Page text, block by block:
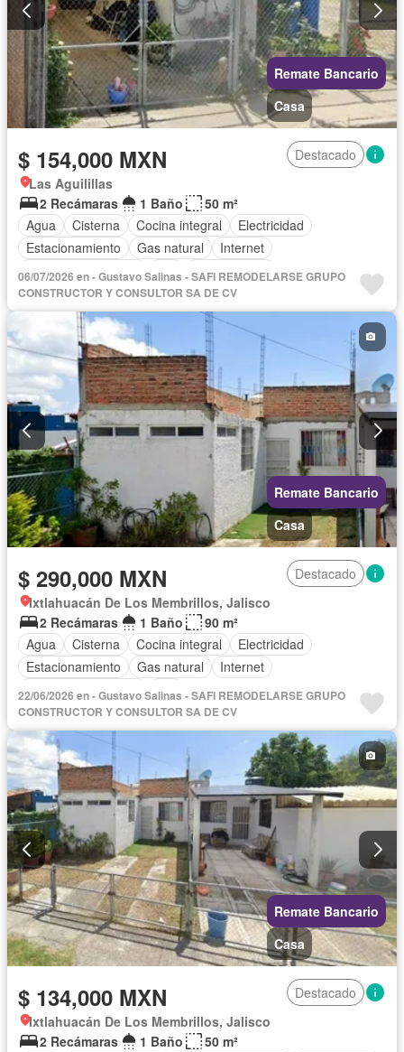
Remate Bancario
Casa
$ 154,000 MXN
Destacado
Las Aguilillas
2 Recámaras
1 Baño
50 m²
Agua
Cisterna Cocina integral
Electricidad
Estacionamiento
Gas natural
Internet
Televisión por cable
Wifi Sin amueblar
06/07/2026 en - Gustavo Salinas - SAFI REMODELARSE GRUPO
CONSTRUCTOR Y CONSULTOR SA DE CV
Remate Bancario
Casa
$ 290,000 MXN
Destacado
Ixtlahuacán De Los Membrillos, Jalisco
2 Recámaras
1 Baño
90 m²
Agua
Cisterna Cocina integral
Electricidad
Estacionamiento
Gas natural
Internet
Televisión por cable
Wifi
22/06/2026 en - Gustavo Salinas - SAFI REMODELARSE GRUPO
CONSTRUCTOR Y CONSULTOR SA DE CV
Remate Bancario
Casa
$ 134,000 MXN
Destacado
Ixtlahuacán De Los Membrillos, Jalisco
2 Recámaras
1 Baño
50 m²